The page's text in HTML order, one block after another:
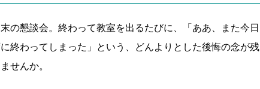
の懇談会。終わって教室を出るたびに、「ああ、また今日
終わってしまった」という、どんよりとした後悔の念が残
せんか。